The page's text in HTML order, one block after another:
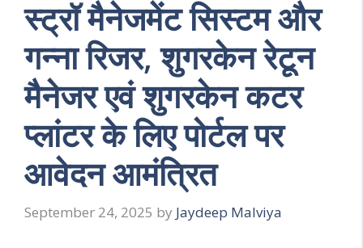
स्ट्रॉ मैनेजमेंट सिस्टम और
गन्ना रिजर, शुगरकेन रेटून
मैनेजर एवं शुगरकेन कटर
प्लांटर के लिए पोर्टल पर
आवेदन आमंत्रित
September 24, 2025 by Jaydeep Malviya